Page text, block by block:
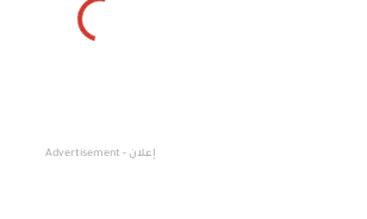
إعلان - Advertisement